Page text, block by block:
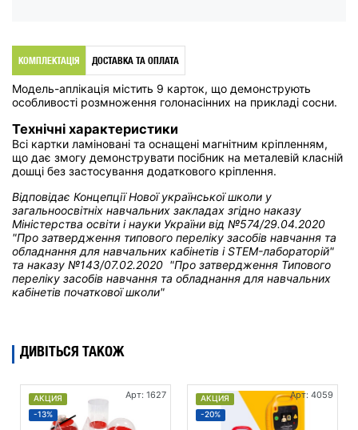
КОМПЛЕКТАЦІЯ ДОСТАВКА ТА ОПЛАТА
Модель-аплікація містить 9 карток, що демонструють
особливості розмноження голонасінних на прикладі сосни.
Технічні характеристики
Всі картки ламіновані та оснащені магнітним кріпленням,
що дає змогу демонструвати посібник на металевій класній
дошці без застосування додаткового кріплення.
Відповідає Концепції Нової української школи у
загальноосвітніх навчальних закладах згідно наказу
Міністерства освіти і науки України від №574/29.04.2020
"Про затвердження типового переліку засобів навчання та
обладнання для навчальних кабінетів і STEM-лабораторій"
та наказу №143/07.02.2020 "Про затвердження Типового
переліку засобів навчання та обладнання для навчальних
кабінетів початкової школи"
ДИВІТЬСЯ ТАКОЖ
АКЦИЯ
-13%
Арт: 1627
АКЦИЯ
-20%
Арт: 4059